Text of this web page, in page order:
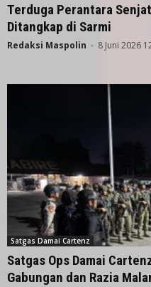
Terduga Perantara
Ditangkap di Sarmi
Redaksi Maspolin - 8 Juni 2026
Satgas Damai Cartenz
Satgas Ops Damai
Gabungan dan Razia